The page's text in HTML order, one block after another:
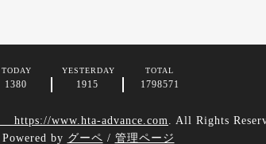
TODAY
1380
YESTERDAY
1915
TOTAL
1798571
https://www.hta-advance.com. All Rights
Powered by グーペ / 管理ページ